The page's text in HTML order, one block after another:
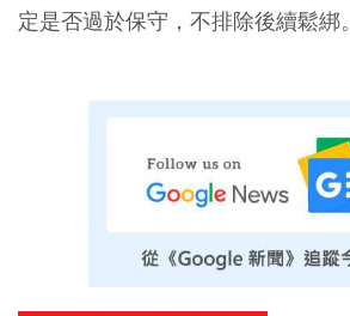
定是否過於保守，不排除後續鬆綁。